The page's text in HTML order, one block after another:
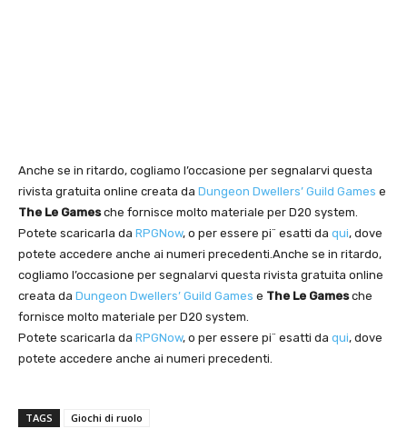
Anche se in ritardo, cogliamo l’occasione per segnalarvi questa
rivista gratuita online creata da Dungeon Dwellers’ Guild Games e
The Le Gamesche fornisce molto materiale per D20 system.
Potete scaricarla da RPGNow, o per essere pi¨ esatti da qui, dove
potete accedere anche ai numeri precedenti.Anche se in ritardo,
cogliamo l’occasione per segnalarvi questa rivista gratuita online
creata da Dungeon Dwellers’ Guild Games e The Le Gamesche
fornisce molto materiale per D20 system.
Potete scaricarla da RPGNow, o per essere pi¨ esatti da qui, dove
potete accedere anche ai numeri precedenti.
TAGS Giochi di ruolo